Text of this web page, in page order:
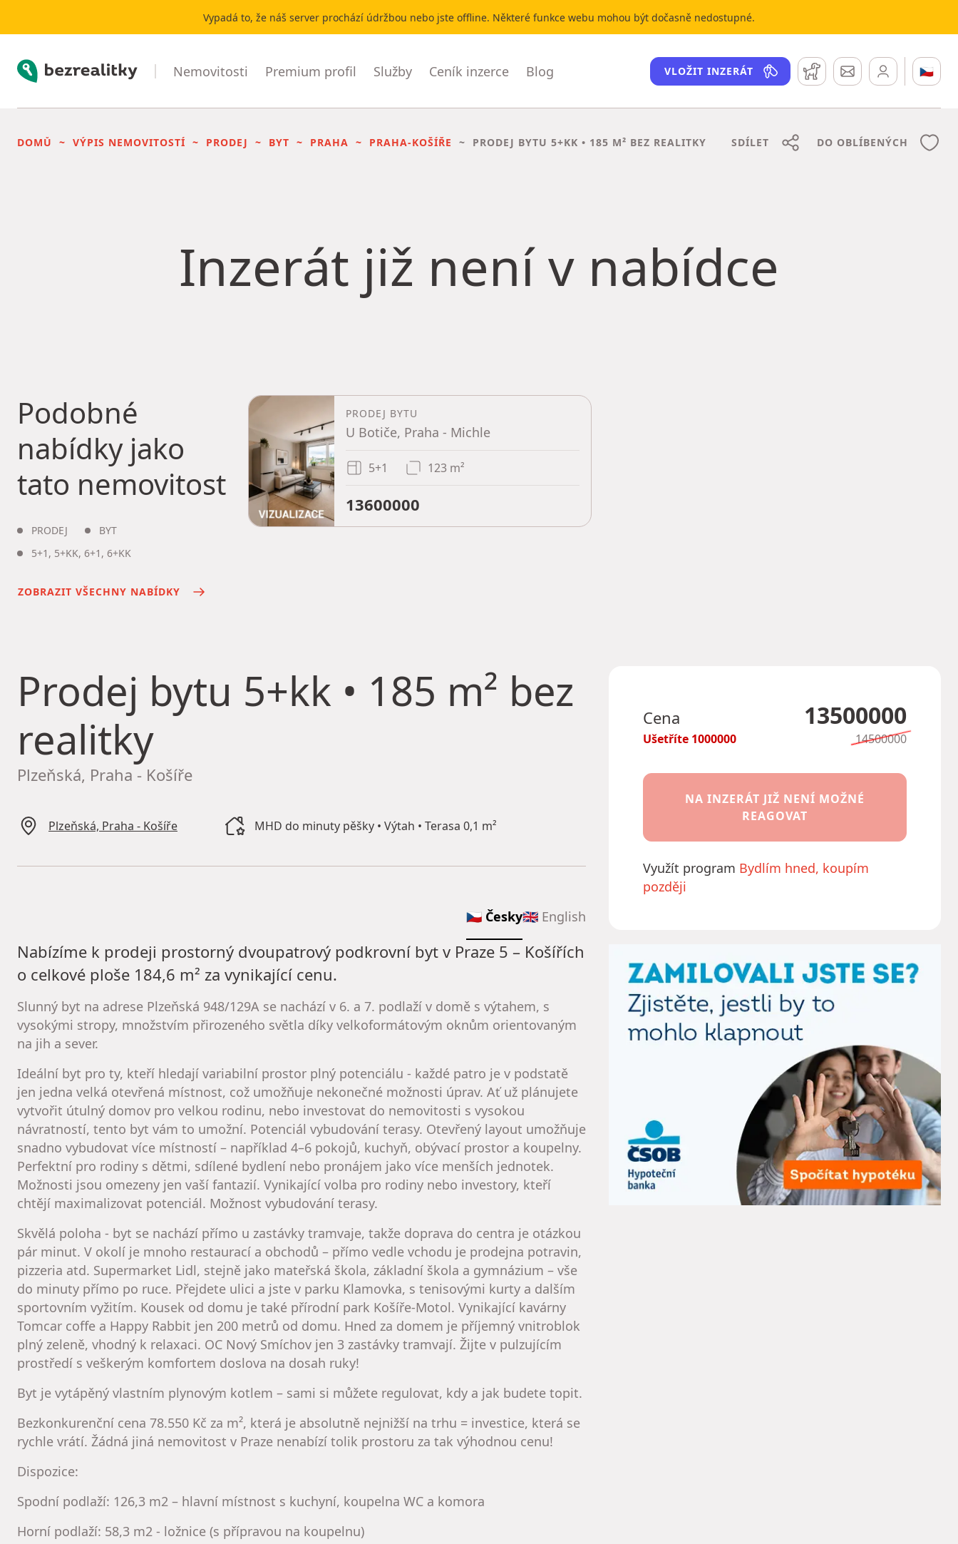
Vypadá to, že náš server prochází údržbou nebo jste offline. Některé funkce webu mohou být dočasně nedostupné.
Bezrealitky Nemovitosti Premium profil Služby Ceník inzerce Blog VLOŽIT INZERÁT Hlídací pesZprávy 🇨🇿
DOMŮ VÝPIS NEMOVITOSTÍ PRODEJ BYT PRAHA PRAHA-KOŠÍŘE PRODEJ BYTU 5+KK • 185 M² BEZ REALITKY SDÍLET DO OBLÍBENÝCH
Inzerát již není v nabídce
Podobné
nabídky jako
tato nemovitost
PRODEJ
BYT
5+1 , 5+KK, 6+1 , 6+KK
ZOBRAZIT VŠECHNY NABÍDKY
PRODEJ BYTU
U Botiče, Praha - Michle
5+1 123 m²
13600000
Prodej bytu 5+kk • 185 m² bez
realitky
Plzeňská, Praha - Košíře
Plzeňská, Praha - Košíře MHD do minuty pěšky • Výtah • Terasa 0,1 m²
🇨🇿 Česky🇬🇧 English
Nabízíme k prodeji prostorný dvoupatrový podkrovní byt v Praze 5 – Košířích
o celkové ploše 184,6 m² za vynikající cenu.
Slunný byt na adrese Plzeňská 948/129A se nachází v 6. a 7. podlaží v domě s výtahem, s
vysokými stropy, množstvím přirozeného světla díky velkoformátovým oknům orientovaným
na jih a sever.
Ideální byt pro ty, kteří hledají variabilní prostor plný potenciálu - každé patro je v podstatě
jen jedna velká otevřená místnost, což umožňuje nekonečné možnosti úprav. Ať už plánujete
vytvořit útulný domov pro velkou rodinu, nebo investovat do nemovitosti s vysokou
návratností, tento byt vám to umožní. Potenciál vybudování terasy. Otevřený layout umožňuje
snadno vybudovat více místností – například 4–6 pokojů, kuchyň, obývací prostor a koupelny.
Perfektní pro rodiny s dětmi, sdílené bydlení nebo pronájem jako více menších jednotek.
Možnosti jsou omezeny jen vaší fantazií. Vynikající volba pro rodiny nebo investory, kteří
chtějí maximalizovat potenciál. Možnost vybudování terasy.
Skvělá poloha - byt se nachází přímo u zastávky tramvaje, takže doprava do centra je otázkou
pár minut. V okolí je mnoho restaurací a obchodů – přímo vedle vchodu je prodejna potravin,
pizzeria atd. Supermarket Lidl, stejně jako mateřská škola, základní škola a gymnázium – vše
do minuty přímo po ruce. Přejdete ulici a jste v parku Klamovka, s tenisovými kurty a dalším
sportovním vyžitím. Kousek od domu je také přírodní park Košíře-Motol. Vynikající kavárny
Tomcar coffe a Happy Rabbit jen 200 metrů od domu. Hned za domem je příjemný vnitroblok
plný zeleně, vhodný k relaxaci. OC Nový Smíchov jen 3 zastávky tramvají. Žijte v pulzujícím
prostředí s veškerým komfortem doslova na dosah ruky!
Byt je vytápěný vlastním plynovým kotlem – sami si můžete regulovat, kdy a jak budete topit.
Bezkonkurenční cena 78.550 Kč za m², která je absolutně nejnižší na trhu = investice, která se
rychle vrátí. Žádná jiná nemovitost v Praze nenabízí tolik prostoru za tak výhodnou cenu!
Dispozice:
Spodní podlaží: 126,3 m2 – hlavní místnost s kuchyní, koupelna WC a komora
Horní podlaží: 58,3 m2 - ložnice (s přípravou na koupelnu)
Cena 13500000
Ušetříte 1000000 14500000
NA INZERÁT JIŽ NENÍ MOŽNÉ
REAGOVAT
Využít program Bydlím hned, koupím
později